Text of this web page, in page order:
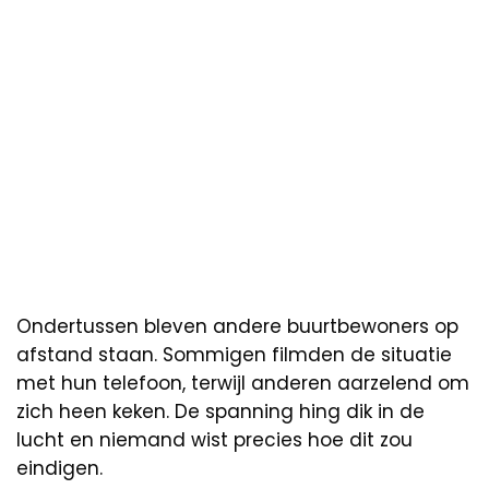
Ondertussen bleven andere buurtbewoners op
afstand staan. Sommigen filmden de situatie
met hun telefoon, terwijl anderen aarzelend om
zich heen keken. De spanning hing dik in de
lucht en niemand wist precies hoe dit zou
eindigen.